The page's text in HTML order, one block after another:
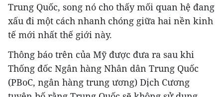
Trung Quốc, song nó cho thấy mối quan hệ đang
xấu đi một cách nhanh chóng giữa hai nền kinh
tế mới nhất thế giới này.
Thông báo trên của Mỹ được đưa ra sau khi
Thống đốc Ngân hàng Nhân dân Trung Quốc
(PBoC, ngân hàng trung ương) Dịch Cương